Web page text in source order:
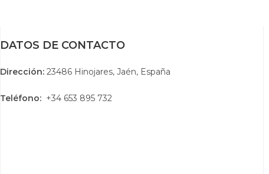
DATOS DE CONTACTO
Dirección: 23486 Hinojares, Jaén, España
Teléfono: +34 653 895 732